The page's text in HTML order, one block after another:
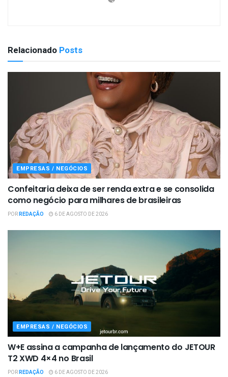
Relacionado Posts
EMPRESAS / NEGÓCIOS
Confeitaria deixa de ser renda extra e se consolida
como negócio para milhares de brasileiras
PORREDAÇÃO 6 DE AGOSTO DE 2026
EMPRESAS / NEGÓCIOS
W+E assina a campanha de lançamento do JETOUR
T2 XWD 4×4 no Brasil
PORREDAÇÃO 6 DE AGOSTO DE 2026